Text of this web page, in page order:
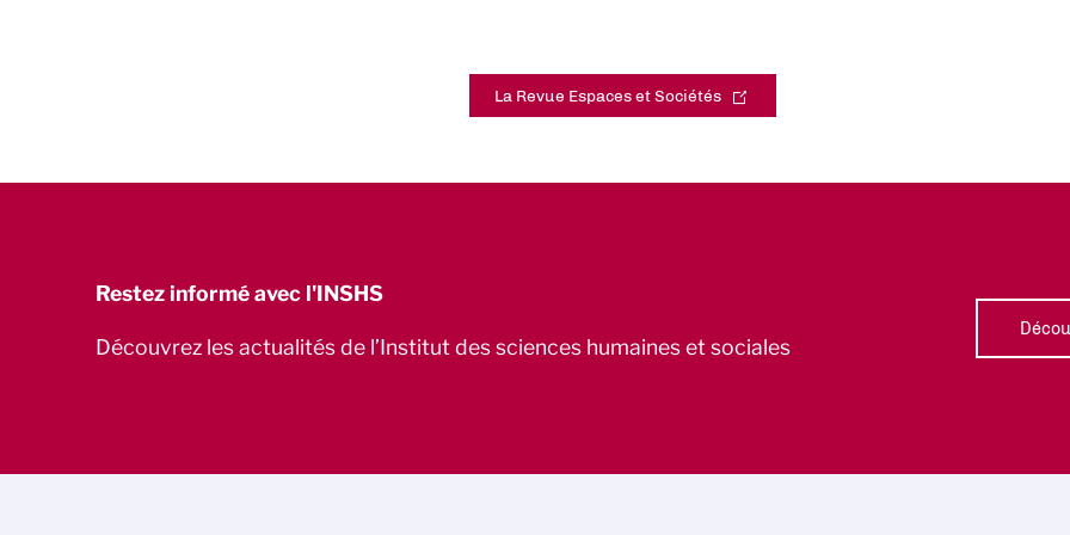
La Revue Espaces et Sociétés
Restez informé avec l'INSHS
Découvrez les actualités de l’Institut des sciences humaines et sociales